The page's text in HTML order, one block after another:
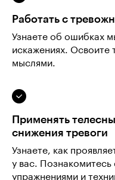
Работать с
Узнаете об ошибках
искажениях. Освоите
мыслями.
Применять
снижения тревоги
Узнаете, как
у вас.
упражнениями и